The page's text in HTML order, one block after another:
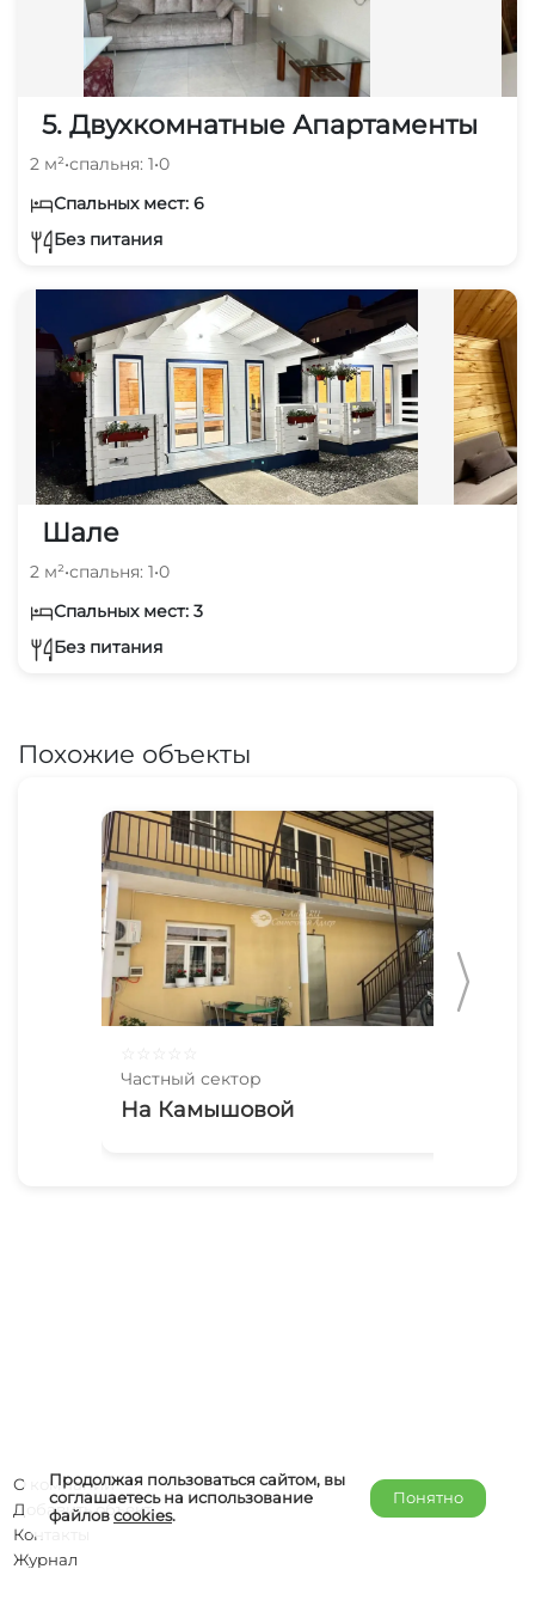
5. Двухкомнатные Апартаменты
2 м²•спальня: 1•0
Спальных мест: 6
Без питания
Шале
2 м²•спальня: 1•0
Спальных мест: 3
Без питания
Похожие объекты
Частный сектор
На Камышовой
Продолжая пользоваться сайтом, вы
соглашаетесь на использование
файловcookies.
Понятно
О компании
Добавить объект
Контакты
Журнал